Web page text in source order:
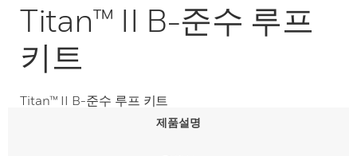
Titan™ II B-준수 루프
키트
Titan™ II B-준수 루프 키트
제품설명